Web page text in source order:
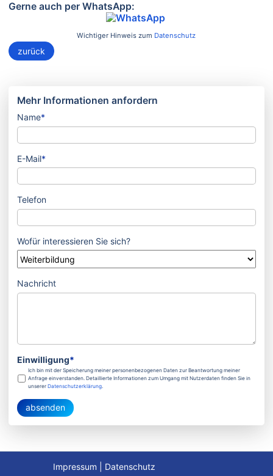
Gerne auch per WhatsApp:
Wichtiger Hinweis zum Datenschutz
zurück
Mehr Informationen anfordern
Name*
E-Mail*
Telefon
Wofür interessieren Sie sich?
Nachricht
Einwilligung*
Ich bin mit der Speicherung meiner personenbezogenen Daten zur Beantwortung meiner
Anfrage einverstanden. Detaillierte Informationen zum Umgang mit Nutzerdaten finden Sie in
unserer Datenschutzerklärung.
absenden
Impressum Datenschutz